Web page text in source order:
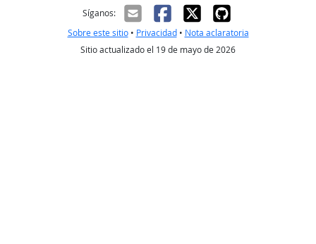
Síganos:
Sobre este sitio• Privacidad• Nota aclaratoria
Sitio actualizado el 19 de mayo de 2026